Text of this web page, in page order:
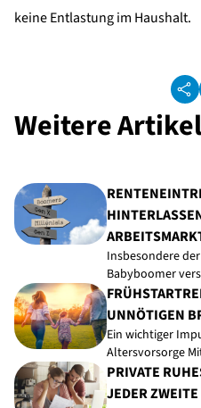
keine Entlastung im Haushalt.
Weitere Artikel
RBEITSMARKT
Insbesondere
Babyboomer
UNNÖTIGEN
Ein wichtiger
Altersvorsorge
PRIVATE
JEDER